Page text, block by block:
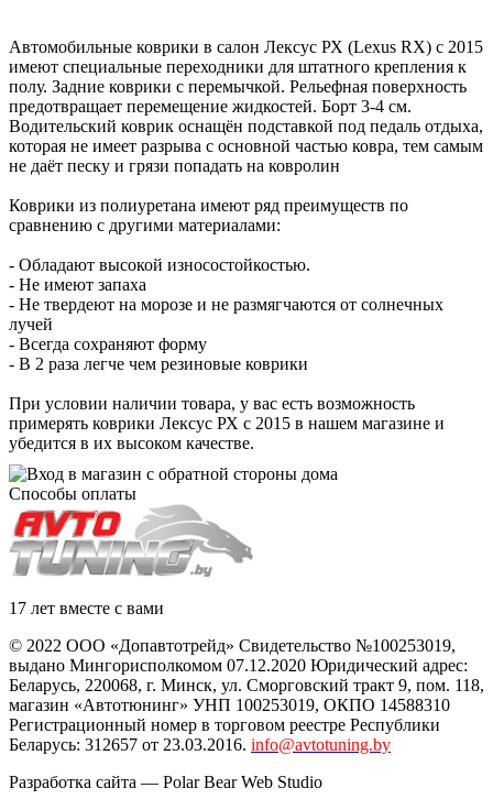
Автомобильные коврики в салон Лексус РХ (Lexus RX) с 2015
имеют специальные переходники для штатного крепления к
полу. Задние коврики с перемычкой. Рельефная поверхность
предотвращает перемещение жидкостей. Борт 3-4 см.
Водительский коврик оснащён подставкой под педаль отдыха,
которая не имеет разрыва с основной частью ковра, тем самым
не даёт песку и грязи попадать на ковролин
Коврики из полиуретана имеют ряд преимуществ по
сравнению с другими материалами:
- Обладают высокой износостойкостью.
- Не имеют запаха
- Не твердеют на морозе и не размягчаются от солнечных
лучей
- Всегда сохраняют форму
- В 2 раза легче чем резиновые коврики
При условии наличии товара, у вас есть возможность
примерять коврики Лексус РХ с 2015 в нашем магазине и
убедится в их высоком качестве.
Способы оплаты
17 лет вместе с вами
© 2022 ООО «Допавтотрейд» Свидетельство №100253019,
выдано Мингорисполкомом 07.12.2020 Юридический адрес:
Беларусь, 220068, г. Минск, ул. Сморговский тракт 9, пом. 118,
магазин «Автотюнинг» УНП 100253019, ОКПО 14588310
Регистрационный номер в торговом реестре Республики
Беларусь: 312657 от 23.03.2016. info@avtotuning.by
Разработка сайта — Polar Bear Web Studio